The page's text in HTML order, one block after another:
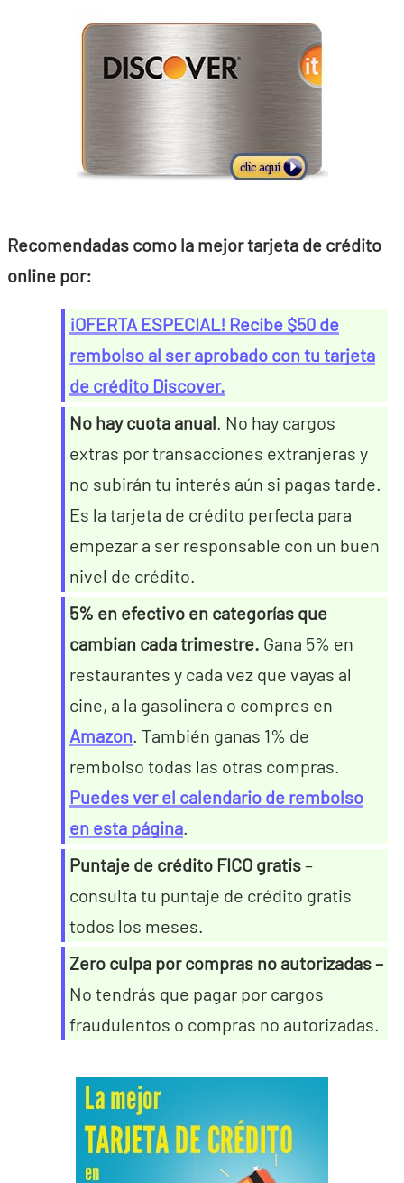
Recomendadas como la mejor tarjeta de crédito
online por:
¡OFERTA ESPECIAL! Recibe $50 de
rembolso al ser aprobado con tu tarjeta
de crédito Discover.
No hay cuota anual. No hay cargos
extras por transacciones extranjeras y
no subirán tu interés aún si pagas tarde.
Es la tarjeta de crédito perfecta para
empezar a ser responsable con un buen
nivel de crédito.
5% en efectivo en categorías que
cambian cada trimestre. Gana 5% en
restaurantes y cada vez que vayas al
cine, a la gasolinera o compres en
Amazon. También ganas 1% de
rembolso todas las otras compras.
Puedes ver el calendario de rembolso
en esta página.
Puntaje de crédito FICO gratis–
consulta tu puntaje de crédito gratis
todos los meses.
Zero culpa por compras no autorizadas –
No tendrás que pagar por cargos
fraudulentos o compras no autorizadas.